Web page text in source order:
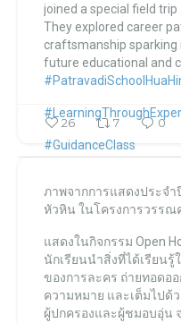
joined a special field trip
They explored career
craftsmanship sparking
future educational and
#GuidanceClass
26 7 0
ภาพจากการแสดงประจำ
หัวหิน ในโครงการวรร
แสดงในกิจกรรม Open
นักเรียนนำสิ่งที่ได้เรียน
ของการละคร ถ่ายทอดอ
ความหมาย และเต็มไปด้
ผู้ปกครองและผู้ชมอบอุ่น